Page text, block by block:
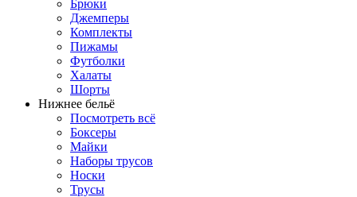
Брюки
Джемперы
Комплекты
Пижамы
Футболки
Халаты
Шорты
Нижнее бельё
Посмотреть всё
Боксеры
Майки
Наборы трусов
Носки
Трусы